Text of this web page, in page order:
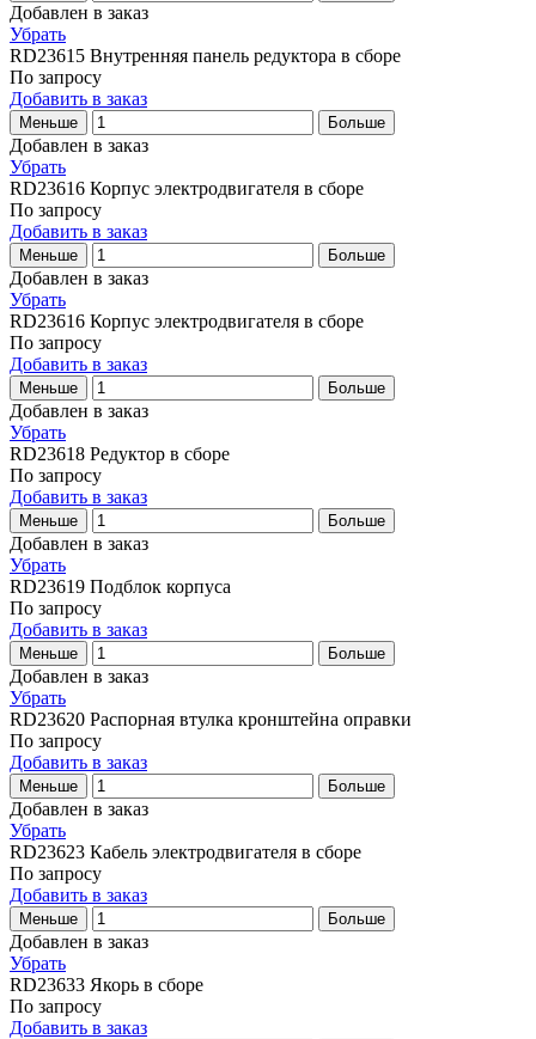
Добавлен в заказ
Убрать
RD23615 Внутренняя панель редуктора в сборе
По запросу
Добавить в заказ
Меньше Больше
Добавлен в заказ
Убрать
RD23616 Корпус электродвигателя в сборе
По запросу
Добавить в заказ
Меньше Больше
Добавлен в заказ
Убрать
RD23616 Корпус электродвигателя в сборе
По запросу
Добавить в заказ
Меньше Больше
Добавлен в заказ
Убрать
RD23618 Редуктор в сборе
По запросу
Добавить в заказ
Меньше Больше
Добавлен в заказ
Убрать
RD23619 Подблок корпуса
По запросу
Добавить в заказ
Меньше Больше
Добавлен в заказ
Убрать
RD23620 Распорная втулка кронштейна оправки
По запросу
Добавить в заказ
Меньше Больше
Добавлен в заказ
Убрать
RD23623 Кабель электродвигателя в сборе
По запросу
Добавить в заказ
Меньше Больше
Добавлен в заказ
Убрать
RD23633 Якорь в сборе
По запросу
Добавить в заказ